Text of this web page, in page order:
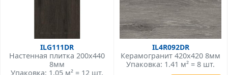
ILG111DR
Настенная плитка 200x440
8мм
Упаковка: 1.05 м² = 12 шт.
IL4R092DR
Керамогранит 420x420 8мм
Упаковка: 1.41 м² = 8 шт.